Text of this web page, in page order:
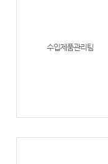
수입제품관리팀